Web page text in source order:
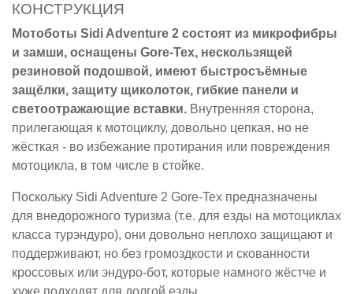
КОНСТРУКЦИЯ
Мотоботы Sidi Adventure 2 состоят из микрофибры
и замши, оснащены Gore-Tex, нескользящей
резиновой подошвой, имеют быстросъёмные
защёлки, защиту щиколоток, гибкие панели и
светоотражающие вставки. Внутренняя сторона,
прилегающая к мотоциклу, довольно цепкая, но не
жёсткая - во избежание протирания или повреждения
мотоцикла, в том числе в стойке.
Поскольку Sidi Adventure 2 Gore-Tex предназначены
для внедорожного туризма (т.е. для езды на мотоциклах
класса турэндуро), они довольно неплохо защищают и
поддерживают, но без громоздкости и скованности
кроссовых или эндуро-бот, которые намного жёстче и